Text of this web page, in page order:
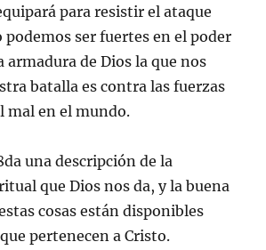
para resistir el ataque
podemos ser fuertes en el poder
armadura de Dios la que nos
batalla es contra las fuerzas
mal en el mundo.
una descripción de la
que Dios nos da, y la buena
cosas están disponibles
pertenecen a Cristo.